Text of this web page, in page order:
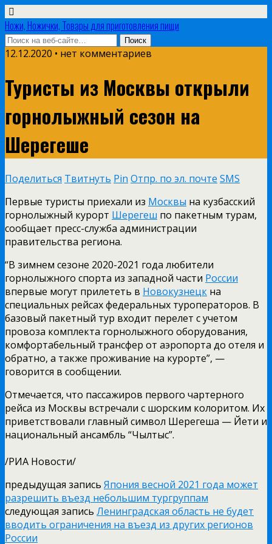
Ножи, Ножички, Товары для приготовления пищи
12.12.2020 • нет комментариев
Туристы из Москвы открыли
горнолыжный сезон на
Шерегеше
Поделиться Твитнуть Pin Отпр. по эл. почте SMS
Первые туристы приехали из Москвы на кузбасский
горнолыжный курорт Шерегеш по пакетным турам,
сообщает пресс-служба администрации
правительства региона.
“В зимнем сезоне 2020-2021 года любители
горнолыжного спорта из западной части России
впервые могут прилететь в Новокузнецк на
специальных рейсах федеральных туроператоров. В
базовый пакетный тур входит перелет с учетом
провоза комплекта горнолыжного оборудования,
комфортабельный трансфер от аэропорта до отеля и
обратно, а также проживание на курорте”, —
говорится в сообщении.
Отмечается, что пассажиров первого чартерного
рейса из Москвы встречали с шорским колоритом. Их
приветствовали главный символ Шерегеша — Йети и
национальный ансамбль “Чылтыс”.
/РИА Новости/
предыдущая запись Япония весной 2021 года может
разрешить въезд небольшим тургруппам
следующая запись Ленинградская область не будет
вводить ограничения на въезд из других регионов
России